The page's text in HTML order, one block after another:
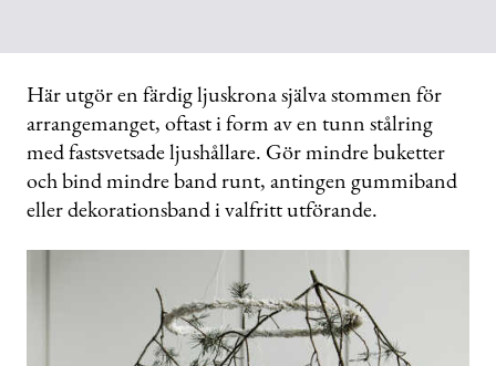
Här utgör en färdig ljuskrona själva stommen för
arrangemanget, oftast i form av en tunn stålring
med fastsvetsade ljushållare. Gör mindre buketter
och bind mindre band runt, antingen gummiband
eller dekorationsband i valfritt utförande.